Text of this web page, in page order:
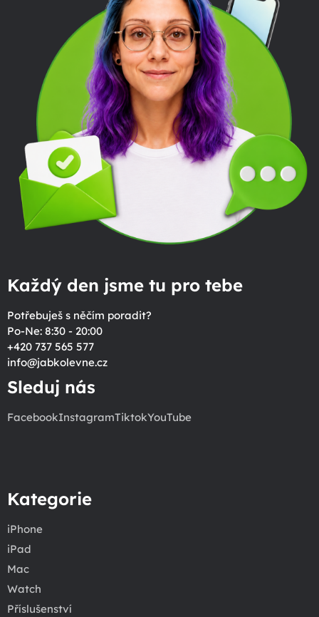
Každý den jsme tu pro tebe
Potřebuješ s něčím poradit?
Po-Ne: 8:30 - 20:00
+420 737 565 577
info@jabkolevne.cz
Sleduj nás
FacebookInstagramTiktokYouTube
Kategorie
iPhone
iPad
Mac
Watch
Příslušenství